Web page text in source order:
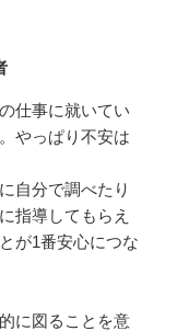
仕事に就いてい
やっぱり不安は
自分で調べたり
指導してもらえ
が1番安心につな
に図ることを意